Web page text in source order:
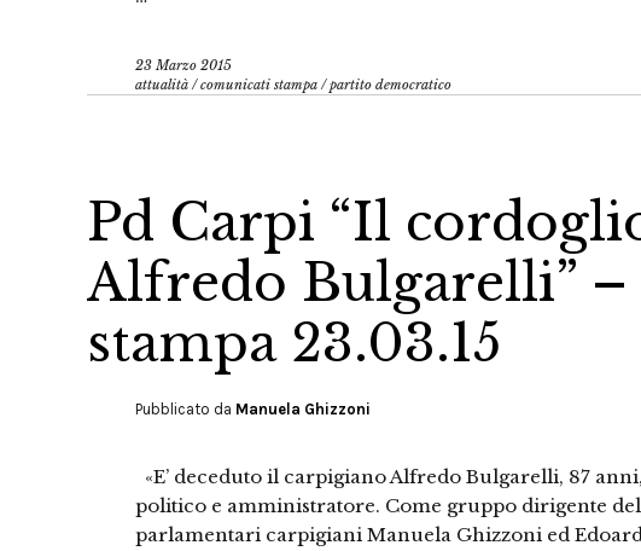
23 Marzo 2015
attualità /comunicati stampa /partito democratico
Pd Carpi “Il
Alfredo Bulgarelli”
stampa 23.03.15
Pubblicato da Manuela Ghizzoni
«E’ deceduto il carpigiano Alfredo Bulgarelli, 87
politico e amministratore. Come gruppo dirigente
parlamentari carpigiani Manuela Ghizzoni ed